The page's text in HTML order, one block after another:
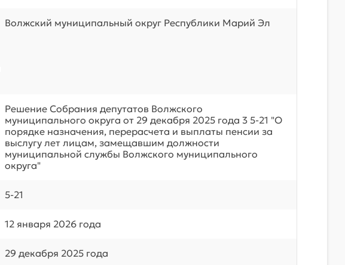
Волжский муниципальный округ Республики Марий Эл
Решение Собрания депутатов Волжского
муниципального округа от 29 декабря 2025 года 3 5-21 "О
порядке назначения, перерасчета и выплаты пенсии за
выслугу лет лицам, замещавшим должности
муниципальной службы Волжского муниципального
округа"
5-21
12 января 2026 года
29 декабря 2025 года